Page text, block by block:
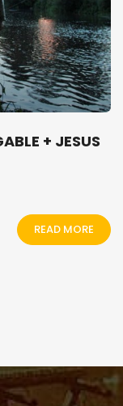
+ JESUS
READ MORE